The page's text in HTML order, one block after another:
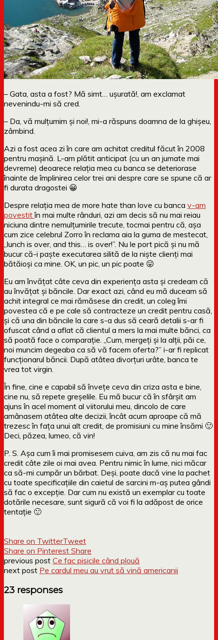
– Gata, asta a fost? Mă simt… ușurată!, am exclamat
nevenindu-mi să cred.
– Da, vă mulțumim și noi!, mi-a răspuns doamna de la ghișeu,
zâmbind.
Azi a fost acea zi în care am achitat creditul făcut în 2008
pentru mașină. L-am plătit anticipat (cu un an jumate mai
devreme) deoarece relația mea cu banca se deteriorase
înainte de împlinirea celor trei ani despre care se spune că ar
fi durata dragostei 😀
Despre relația mea de more hate than love cu banca v-am
povestitîn mai multe rânduri, azi am decis să nu mai reiau
niciuna dintre nemulțumirile trecute, tocmai pentru că, așa
cum zice celebrul Zorro în reclama aia la guma de mestecat,
„lunch is over, and this… is over!”. Nu le port pică și nu mă
bucur că-i paște executarea silită de la niște clienți mai
bătăioși ca mine. OK, un pic, un pic poate 😛
Eu am învățat câte ceva din experiența asta și credeam că
au învățat și băncile. Dar exact azi, când eu mă duceam să
achit integral ce mai rămăsese din credit, un coleg îmi
povestea că e pe cale să contracteze un credit pentru casă,
și că una din băncile la care s-a dus să ceară detalii s-ar fi
ofuscat când a aflat că clientul a mers la mai multe bănci, ca
să poată face o comparație. „Cum, mergeți și la alții, păi ce,
noi muncim degeaba ca să vă facem oferta?” i-ar fi replicat
funcționarul băncii. După atâtea divorțuri urâte, banca te
vrea tot virgin.
În fine, cine e capabil să învețe ceva din criza asta e bine,
cine nu, să repete greșelile. Eu mă bucur că în sfârșit am
ajuns în acel moment al viitorului meu, dincolo de care
amânasem atâtea alte decizii, încât acum aproape că mă
trezesc în fața unui alt credit, de promisiuni cu mine însămi 🙂
Deci, păzea, lumeo, că vin!
P. S. Așa cum îi mai promisesem cuiva, am zis că nu mai fac
credit câte zile oi mai avea. Pentru nimic în lume, nici măcar
ca să-mi cumpăr un bărbat. Deși, poate dacă vine la pachet
cu toate specificațiile din caietul de sarcini m-aș putea gândi
să fac o excepție. Dar cum nu există un exemplar cu toate
dotările necesare, sunt sigură că voi fi la adăpost de orice
tentație 🙂
Share on TwitterTweet
Share on Pinterest Share
previous post Ce fac pisicile când plouă
next post Pe cardul meu au vrut să vină americanii
23 responses